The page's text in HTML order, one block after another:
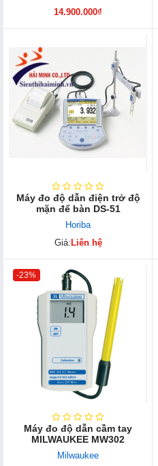
14.900.000₫
Máy đo độ dẫn điện trở độ
mặn để bàn DS-51
Horiba
Giá: Liên hệ
-23%
Máy đo độ dẫn cầm tay
MILWAUKEE MW302
Milwaukee